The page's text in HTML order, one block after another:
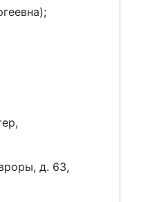
д. 63,